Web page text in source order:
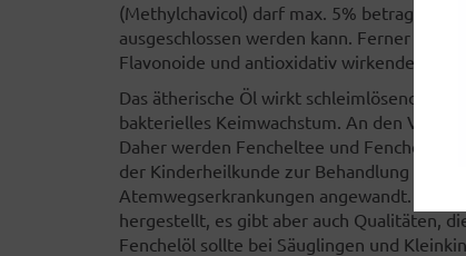
(Methylchavicol) darf max. 5% betragen,
ausgeschlossen werden kann. Ferner sind
Flavonoide und antioxidativ wirkende
Das ätherische Öl wirkt schleimlösend
bakterielles Keimwachstum. An den
Daher werden Fencheltee und
der Kinderheilkunde zur Behandlung von
Atemwegserkrankungen angewandt.
hergestellt, es gibt aber auch Qualitäten,
Fenchelöl sollte bei Säuglingen und